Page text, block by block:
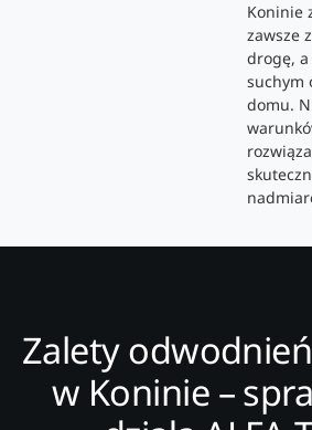
Koninie
zawsze
drogę, a
suchym
domu.
Zalety
w Koninie –